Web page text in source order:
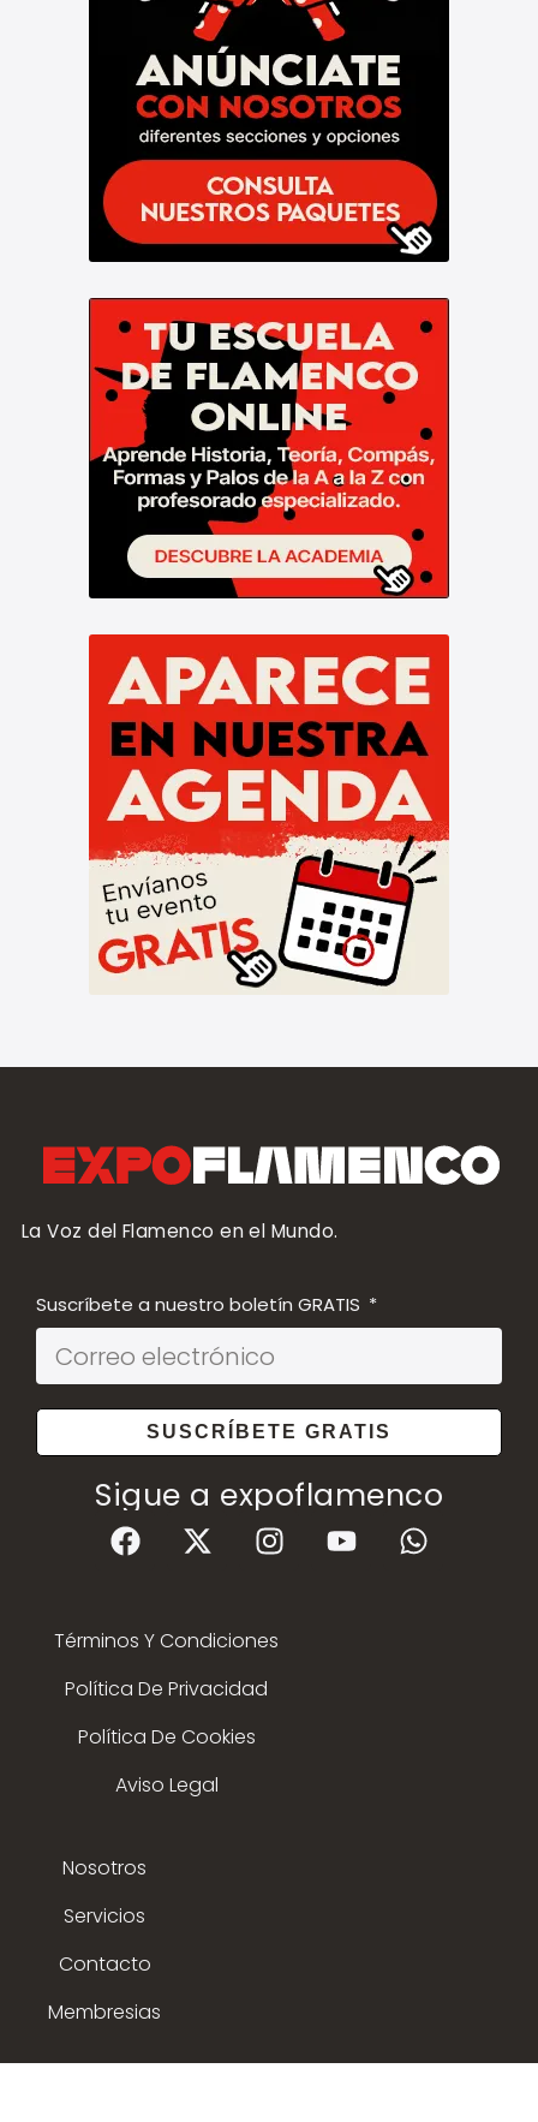
La Voz del Flamenco en el Mundo.
Suscríbete a nuestro boletín GRATIS
SUSCRÍBETE GRATIS
Sigue a expoflamenco
Términos Y Condiciones
Política De Privacidad
Política De Cookies
Aviso Legal
Nosotros
Servicios
Contacto
Membresias